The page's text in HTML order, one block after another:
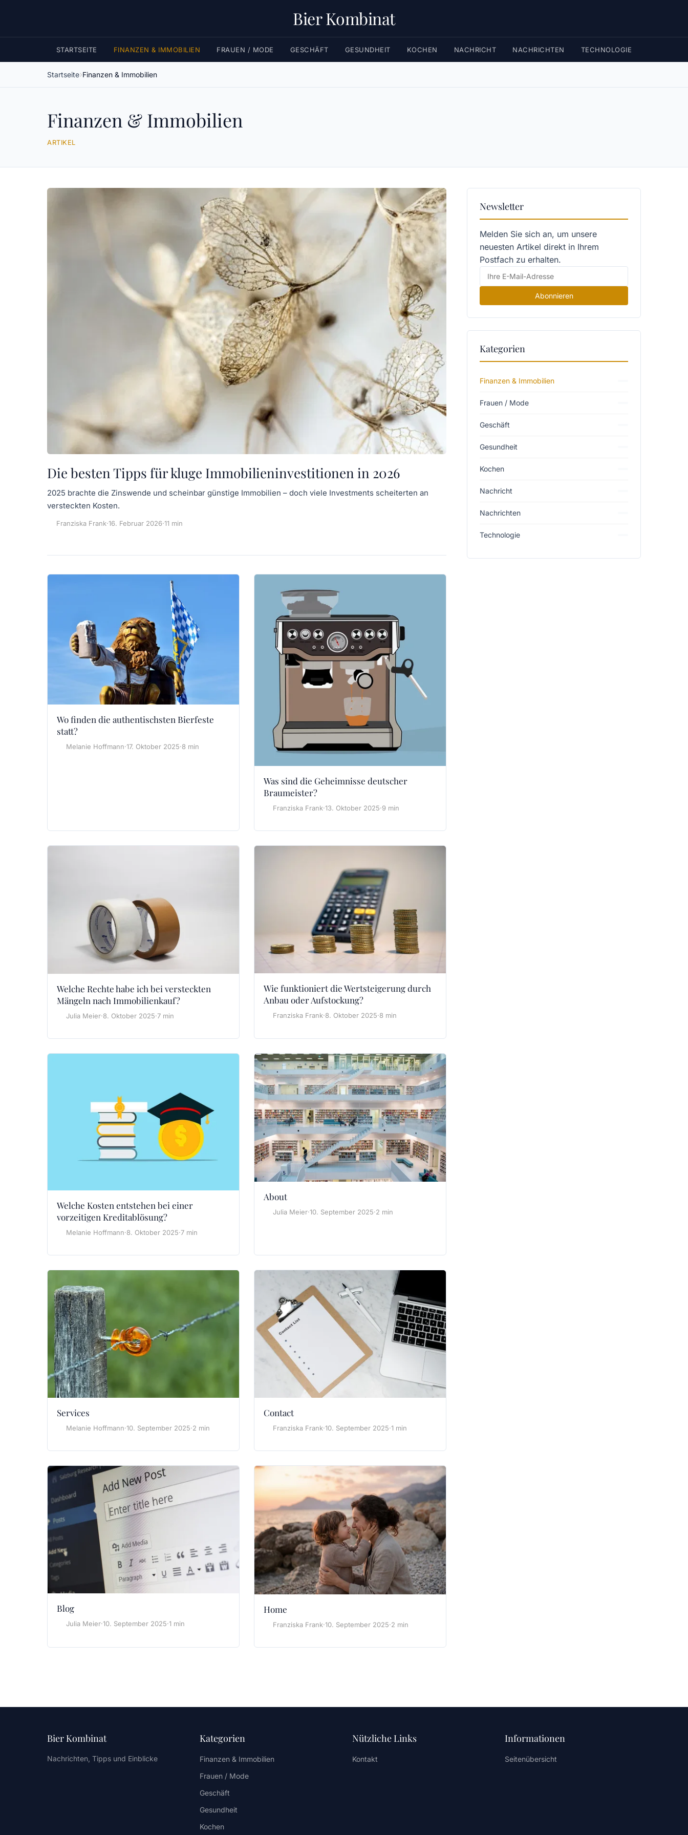
Bier Kombinat
STARTSEITE FINANZEN & IMMOBILIEN FRAUEN / MODE GESCHÄFT GESUNDHEIT KOCHEN NACHRICHT NACHRICHTEN TECHNOLOGIE
Startseite Finanzen & Immobilien
Finanzen & Immobilien
ARTIKEL
Die besten Tipps für kluge Immobilieninvestitionen in 2026
2025 brachte die Zinswende und scheinbar günstige Immobilien – doch viele Investments scheiterten an
versteckten Kosten.
Franziska Frank·16. Februar 2026·11 min
Wo finden die authentischsten Bierfeste
statt?
Melanie Hoffmann·17. Oktober 2025·8 min
Was sind die Geheimnisse deutscher
Braumeister?
Franziska Frank·13. Oktober 2025·9 min
Welche Rechte habe ich bei versteckten
Mängeln nach Immobilienkauf?
Julia Meier·8. Oktober 2025·7 min
Wie funktioniert die Wertsteigerung durch
Anbau oder Aufstockung?
Franziska Frank·8. Oktober 2025·8 min
Welche Kosten entstehen bei einer
vorzeitigen Kreditablösung?
Melanie Hoffmann·8. Oktober 2025·7 min
About
Julia Meier·10. September 2025·2 min
Services
Melanie Hoffmann·10. September 2025·2 min
Contact
Franziska Frank·10. September 2025·1 min
Blog
Julia Meier·10. September 2025·1 min
Home
Franziska Frank·10. September 2025·2 min
Newsletter
Melden Sie sich an, um unsere
neuesten Artikel direkt in Ihrem
Postfach zu erhalten.
Abonnieren
Kategorien
Finanzen & Immobilien
Frauen / Mode
Geschäft
Gesundheit
Kochen
Nachricht
Nachrichten
Technologie
Bier Kombinat
Nachrichten, Tipps und Einblicke
Kategorien
Finanzen & Immobilien
Frauen / Mode
Geschäft
Gesundheit
Kochen
Nützliche Links
Kontakt
Informationen
Seitenübersicht